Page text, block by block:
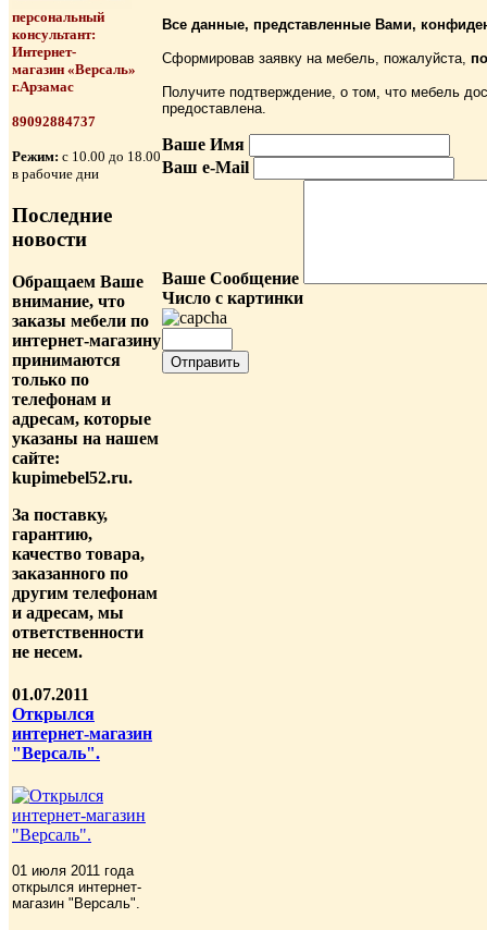
персональный
консультант:
Интернет-
магазин «Версаль»
г.Арзамас
89092884737
Режим: с 10.00 до 18.00
в рабочие дни
Последние
новости
Обращаем Ваше
внимание, что
заказы мебели по
интернет-магазину
принимаются
только по
телефонам и
адресам, которые
указаны на нашем
сайте:
kupimebel52.ru.
За поставку,
гарантию,
качество товара,
заказанного по
другим телефонам
и адресам, мы
ответственности
не несем.
01.07.2011
Открылся
интернет-магазин
"Версаль".
01 июля 2011 года
открылся интернет-
магазин "Версаль".
Все данные, представленные Вами,
Сформировав заявку на мебель, пожалуйста,
Получите подтверждение, о том, что мебель
предоставлена.
Ваше Имя
Ваш e-Mail
Ваше Сообщение
Число с картинки